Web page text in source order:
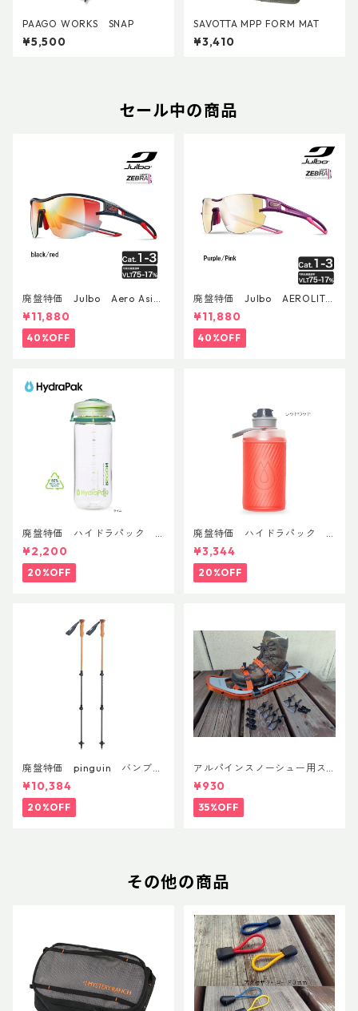
PAAGO WORKS SNAP
¥5,500
SAVOTTA MPP FORM MAT
¥3,410
セール中の商品
廃盤特価 Julbo Aero Asia
nFit
¥11,880
40%OFF
廃盤特価 Julbo AEROLITE
AsianFit
¥11,880
40%OFF
廃盤特価 ハイドラパック
リーコン ツイスト＆シップ 50
0ml
¥2,200
20%OFF
廃盤特価 ハイドラパック
フラックス 750ml
¥3,344
20%OFF
廃盤特価 pinguin バンブー
FLフォーム(ペア)
¥10,384
20%OFF
アルパインスノーシュー用ス
トラップキャッチ(ペア)
¥930
35%OFF
その他の商品